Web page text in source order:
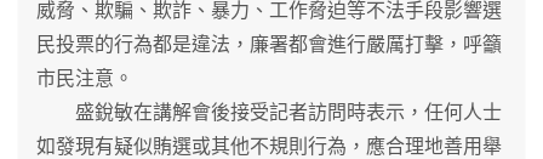
威脅、欺騙、欺詐、暴力、工作脅迫等不法手段影響選
民投票的行為都是違法，廉署都會進行嚴厲打擊，呼籲
市民注意。
盛銳敏在講解會後接受記者訪問時表示，任何人士
如發現有疑似賄選或其他不規則行為，應合理地善用舉